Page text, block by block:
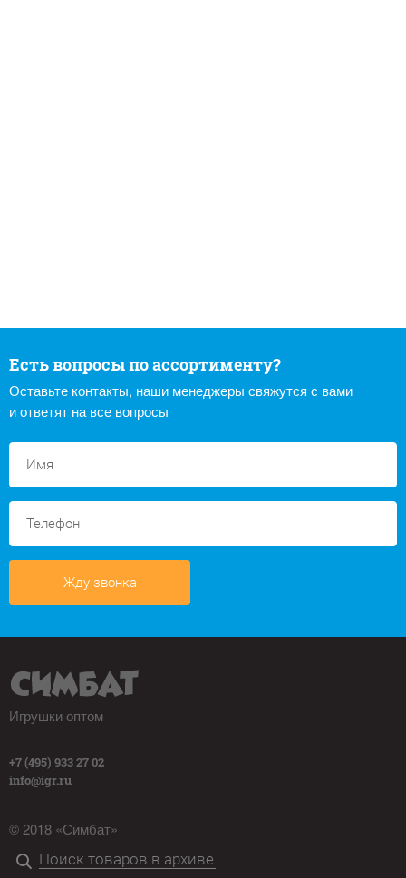
Есть вопросы по ассортименту?
Оставьте контакты, наши менеджеры свяжутся с вами
и ответят на все вопросы
Жду звонка
Игрушки оптом
+7 (495) 933 27 02
info@igr.ru
© 2018 «Симбат»